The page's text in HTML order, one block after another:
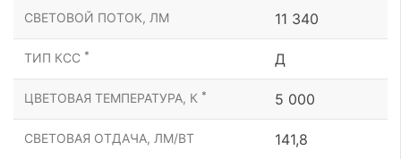
СВЕТОВОЙ ПОТОК, ЛМ 11 340
ТИП КСС * Д
ЦВЕТОВАЯ ТЕМПЕРАТУРА, К * 5 000
СВЕТОВАЯ ОТДАЧА, ЛМ/ВТ 141,8